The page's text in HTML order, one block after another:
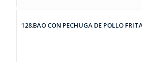
128.BAO CON PECHUGA DE POLLO